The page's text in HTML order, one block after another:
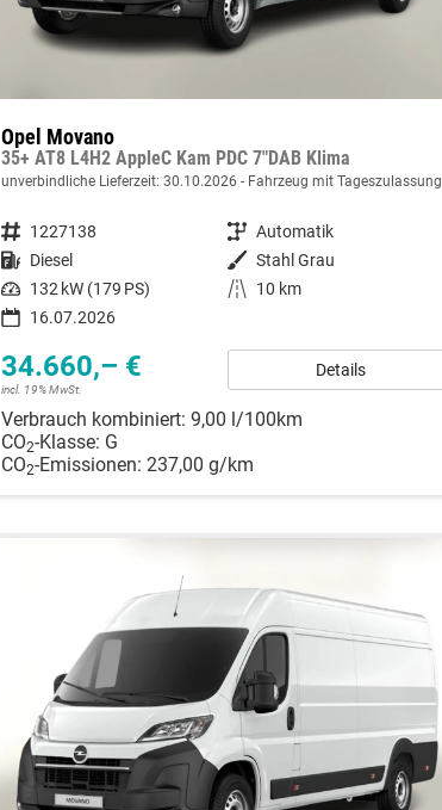
Opel Movano
35+ AT8 L4H2 AppleC Kam PDC 7"DAB Klima
unverbindliche Lieferzeit: 30.10.2026 Fahrzeug mit Tageszulassung
Fahrzeugnummer 1227138 Getriebe Automatik
Kraftstoff Diesel Außenfarbe Stahl Grau
Leistung 132 kW (179 PS) Kilometerstand
10 km
16.07.2026
34.660,– €
incl. 19% MwSt.
Details
Verbrauch kombiniert: 9,00 l/100km
CO2-Klasse: G
CO2-Emissionen: 237,00 g/km